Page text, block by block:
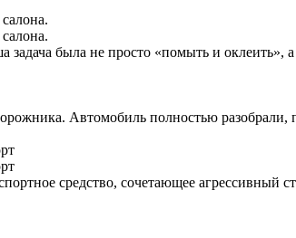
была не просто «помыть и оклеить»,
Автомобиль полностью разобрали,
средство, сочетающее